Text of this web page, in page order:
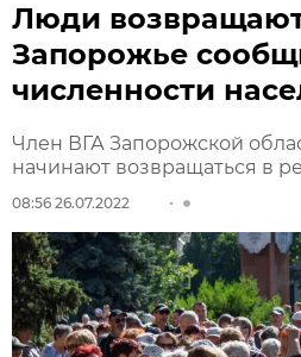
Люди
Запорожье
численности
Член ВГА Запорожской
начинают возвращаться в
08:56 26.07.2022